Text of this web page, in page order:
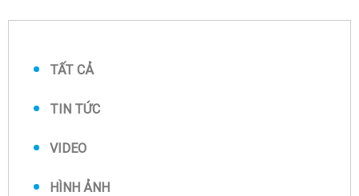
TẤT CẢ
TIN TỨC
VIDEO
HÌNH ẢNH